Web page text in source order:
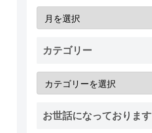
カテゴリー
お世話になっております